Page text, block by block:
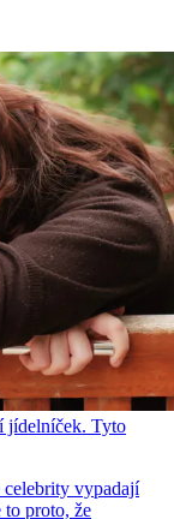
jídelníček. Tyto
celebrity vypadají
to proto, že